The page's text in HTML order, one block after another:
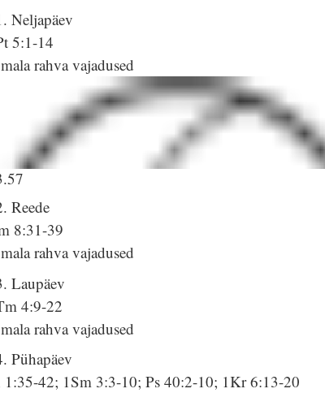
Neljapäev
5:1-14
rahva vajadused
Reede
8:31-39
rahva vajadused
Laupäev
4:9-22
rahva vajadused
Pühapäev
1:35-42; 1Sm 3:3-10; Ps 40:2-10; 1Kr 6:13-20